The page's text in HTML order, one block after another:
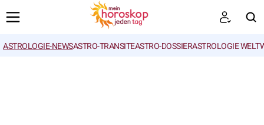
ASTROLOGIE-NEWSASTRO-TRANSITEASTRO-DOSSIERASTROLOGIE